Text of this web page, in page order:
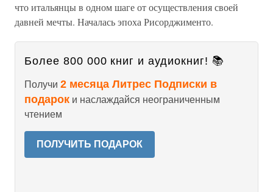
что итальянцы в одном шаге от осуществления своей
давней мечты. Началась эпоха Рисорджименто.
Более 800 000 книг и аудиокниг! 📚
Получи 2 месяца Литрес Подписки в
подарок и наслаждайся неограниченным
чтением
ПОЛУЧИТЬ ПОДАРОК